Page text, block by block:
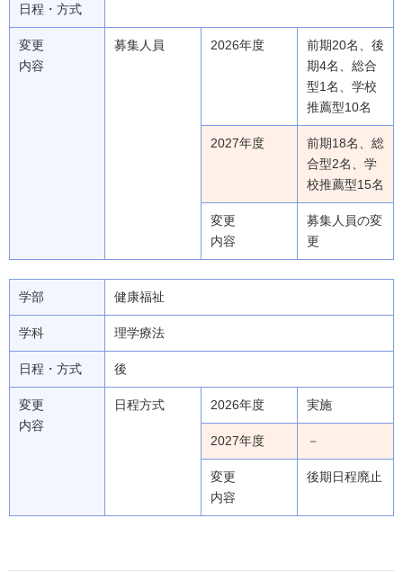
日程・方式
変更
内容
募集人員 2026年度
前期20名、後
期4名、総合
型1名、学校
推薦型10名
2027年度
前期18名、総
合型2名、学
校推薦型15名
変更
内容
募集人員の変
更
学部 健康福祉
学科 理学療法
日程・方式 後
変更
内容
日程方式 2026年度 実施
2027年度 －
変更
内容
後期日程廃止